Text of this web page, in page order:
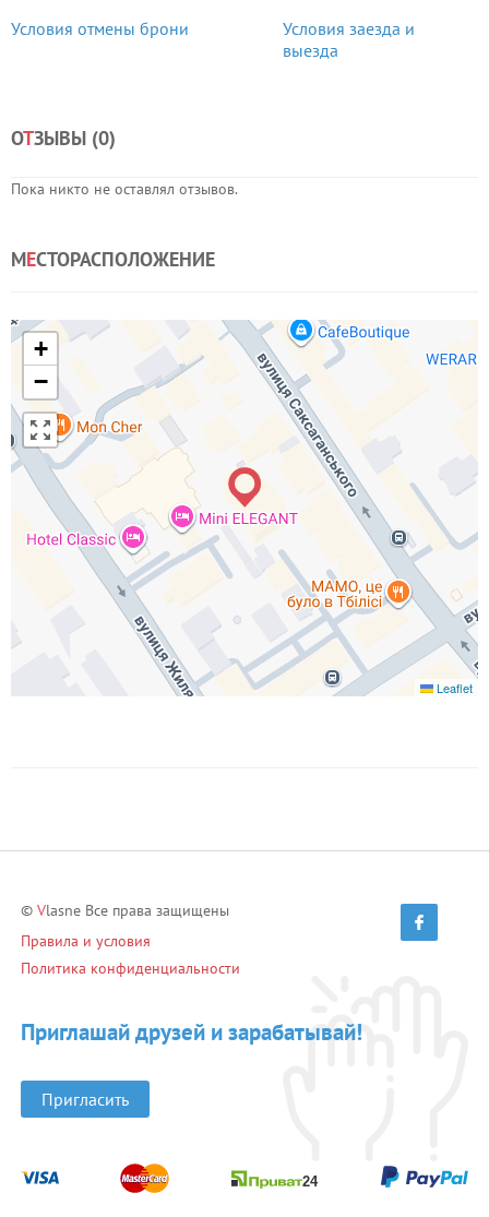
Условия отмены брони
Условия заезда и
выезда
ОТЗЫВЫ (0)
Пока никто не оставлял отзывов.
МЕСТОРАСПОЛОЖЕНИЕ
+
−
Leaflet
© Vlasne Все права защищены
Правила и условия
Политика конфиденциальности
Приглашай друзей и зарабатывай!
Пригласить